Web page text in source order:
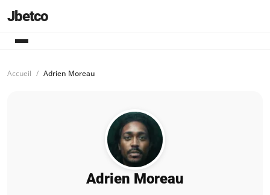
Jbetco
Accueil Adrien Moreau
Adrien Moreau